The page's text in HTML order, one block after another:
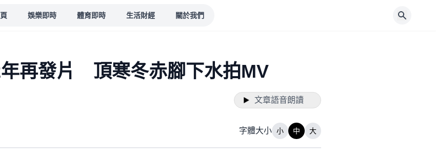
娛樂即時 體育即時 生活財經 關於我們
再發片 頂寒冬赤腳下水拍MV
文章語音朗讀
字體大小 小 中 大